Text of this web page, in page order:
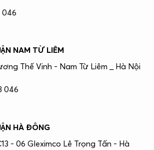
046
NAM TỪ LIÊM
Thế Vinh - Nam Từ Liêm _ Hà Nội
046
HÀ ĐÔNG
- 06 Gleximco Lê Trọng Tấn - Hà